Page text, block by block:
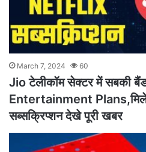
March 7, 2024 60
Jio टेलीकॉम सेक्टर में सबकी
Entertainment
सब्सक्रिप्शन देखे पूरी खबर